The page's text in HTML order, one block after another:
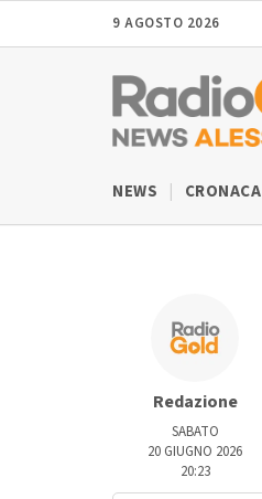
9 AGOSTO 2026
NEWS CRONACA
Redazione
SABATO
20 GIUGNO 2026
20:23